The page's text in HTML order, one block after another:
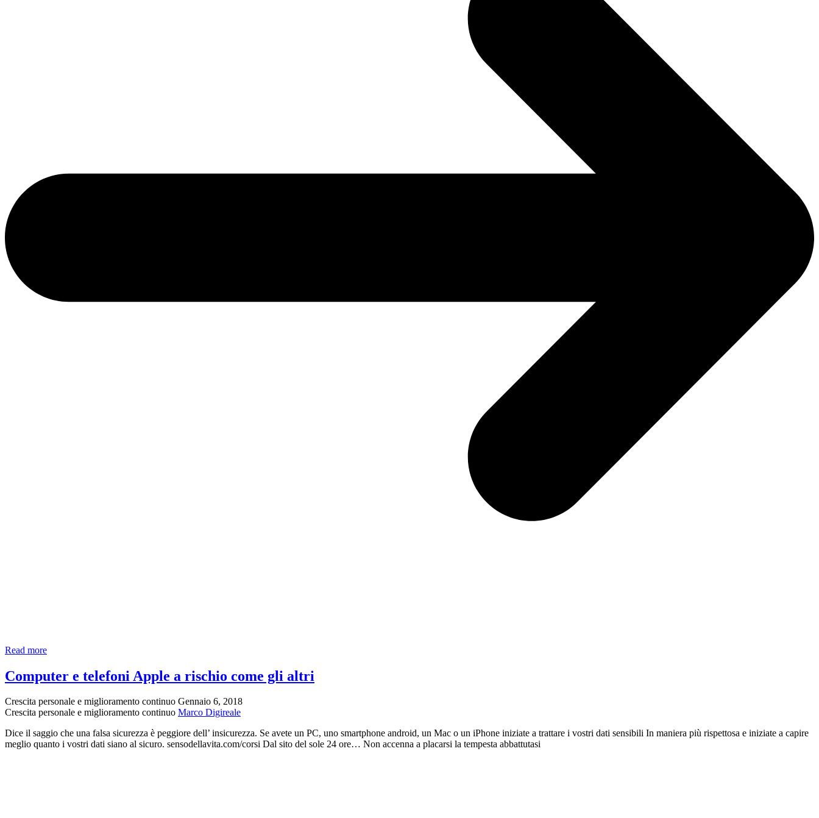
Read more“Chissà
un
giorno
le
maschere”
Computer e telefoni Apple a rischio come gli altri
Crescita personale e miglioramento continuo Gennaio 6, 2018
Crescita personale e miglioramento continuo Marco Digireale
Dice il saggio che una falsa sicurezza è peggiore dell’ insicurezza. Se avete un PC, uno smartphone android, un Mac o un iPhone iniziate a trattare i vostri dati sensibili In maniera più rispettosa e iniziate a capire
meglio quanto i vostri dati siano al sicuro. sensodellavita.com/corsi Dal sito del sole 24 ore… Non accenna a placarsi la tempesta abbattutasi